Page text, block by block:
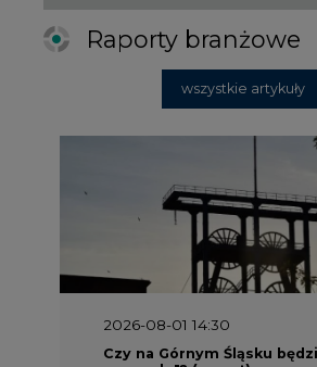
Raporty branżowe
wszystkie artykuły
2026-08-01 14:30
Czy na Górnym Śląsku